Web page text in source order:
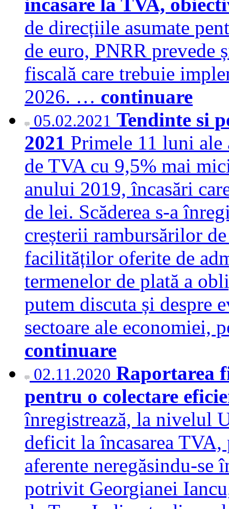
de direcțiile asumate
de euro, PNRR prevede
fiscală care trebuie
2026. … continuare
05.02.2021 Tendinte si
2021 Primele 11 luni ale
de TVA cu 9,5% mai
anului 2019, încasări
de lei. Scăderea s-a
creșterii rambursărilor
facilităților oferite de
termenelor de plată a
putem discuta și despre
sectoare ale economiei,
continuare
02.11.2020 Raportarea
pentru o colectare
înregistrează, la nivelul
deficit la încasarea TVA,
aferente neregăsindu-se
potrivit Georgianei